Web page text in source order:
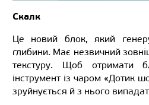
Скалк
Це новий блок, який
глибини. Має незвичний
текстуру. Щоб отримати
інструмент із чаром «Дотик
зруйнується й з нього